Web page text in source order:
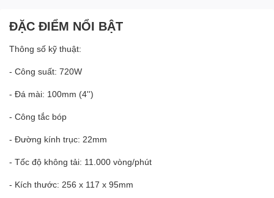
ĐẶC ĐIỂM NỔI BẬT
Thông số kỹ thuật:
- Công suất: 720W
- Đá mài: 100mm (4'')
- Công tắc bóp
- Đường kính trục: 22mm
- Tốc độ không tải: 11.000 vòng/phút
- Kích thước: 256 x 117 x 95mm